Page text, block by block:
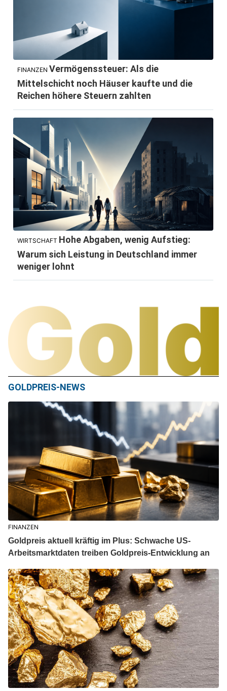
FINANZEN Vermögenssteuer: Als die
Mittelschicht noch Häuser kaufte und die
Reichen höhere Steuern zahlten
WIRTSCHAFT Hohe Abgaben, wenig Aufstieg:
Warum sich Leistung in Deutschland immer
weniger lohnt
GOLDPREIS-NEWS
FINANZEN
Goldpreis aktuell kräftig im Plus: Schwache US-
Arbeitsmarktdaten treiben Goldpreis-Entwicklung an